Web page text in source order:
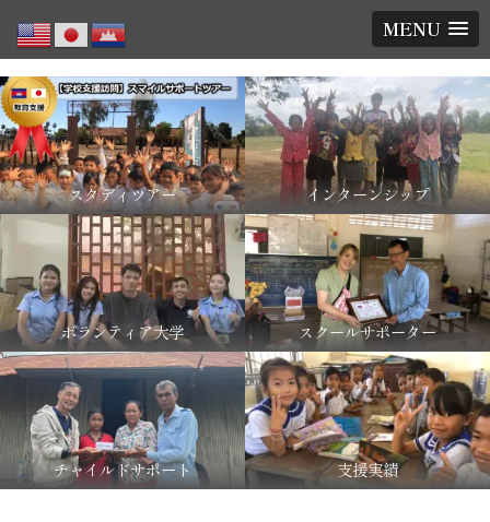
MENU
スタディツアー インターンシップ
ボランティア大学 スクールサポーター
チャイルドサポート 支援実績